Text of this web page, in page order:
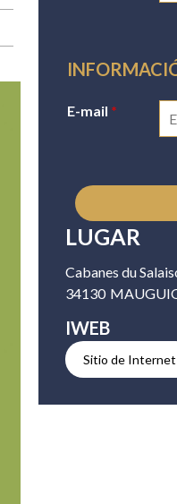
E-mail *
LUGAR
Cabanes du
34130
IWEB
Sitio de Internet